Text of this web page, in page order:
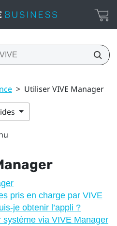
> Utiliser VIVE Manager
pris en charge par VIVE
je obtenir l’appli ?
via VIVE Manager